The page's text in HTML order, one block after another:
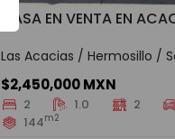
CASA EN VENTA EN
Las Acacias / Hermosillo /
$2,450,000 MXN
2 1.0 2
144m2